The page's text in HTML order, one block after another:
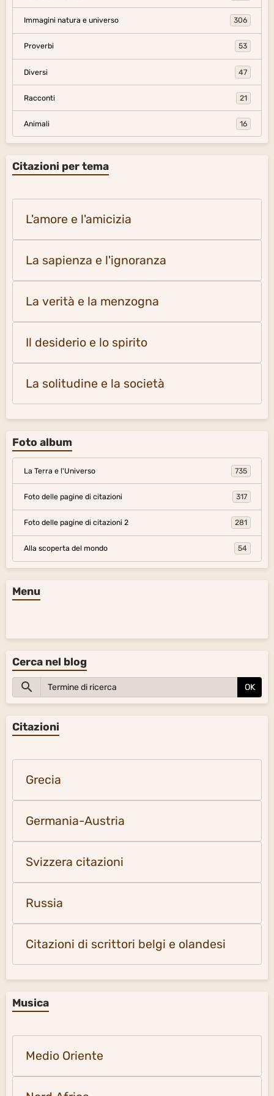
Immagini natura e universo 306
Proverbi 53
Diversi 47
Racconti 21
Animali 16
Citazioni per tema
L'amore e l'amicizia
La sapienza e l'ignoranza
La verità e la menzogna
Il desiderio e lo spirito
La solitudine e la società
Foto album
La Terra e l'Universo 735
Foto delle pagine di citazioni 317
Foto delle pagine di citazioni 2 281
Alla scoperta del mondo 54
Menu
Cerca nel blog
OK
Citazioni
Grecia
Germania-Austria
Svizzera citazioni
Russia
Citazioni di scrittori belgi e olandesi
Musica
Medio Oriente